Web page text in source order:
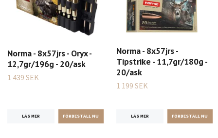
Norma - 8x57jrs - Oryx -
12,7gr/196g - 20/ask
1 439 SEK
LÄS MER
Norma - 8x57jrs -
Tipstrike - 11,7gr/180g -
20/ask
1 199 SEK
LÄS MER